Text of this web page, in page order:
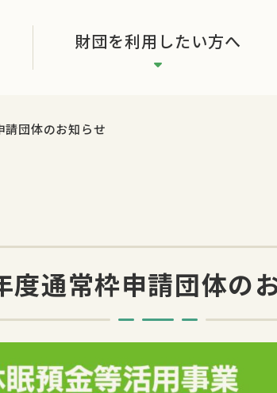
財団を利用したい方へ
請団体のお知らせ
度通常枠申請団体の